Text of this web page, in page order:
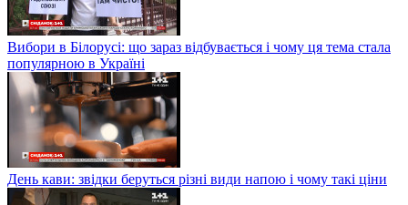
Вибори в Білорусі: що зараз відбувається і чому ця тема стала
популярною в Україні
День кави: звідки беруться різні види напою і чому такі ціни